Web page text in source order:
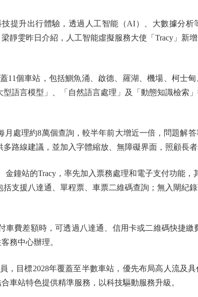
升出行體驗，透過人工智能（AI）、大數據分析
靜雯昨日介紹，人工智能虛擬服務大使「Tracy」新
個車站，包括鰂魚涌、啟德、羅湖、機場、柯士
語言模型」、「自然語言處理」及「動態知識檢索
理約8萬個查詢，較半年前大增近一倍，問題解答
路線建議，並加入字體縮放、無障礙界面，照顧長者
站的Tracy，率先加入票務處理和電子支付功能，
支援八達通、單程票、車票二維碼查詢；無入閘紀
費差額時，可透過八達通、信用卡或二維碼快捷繳
務中心辦理。
目標2028年覆蓋至半數車站，優先布局高人流及
車站特色提供精準服務，以科技驅動服務升級。